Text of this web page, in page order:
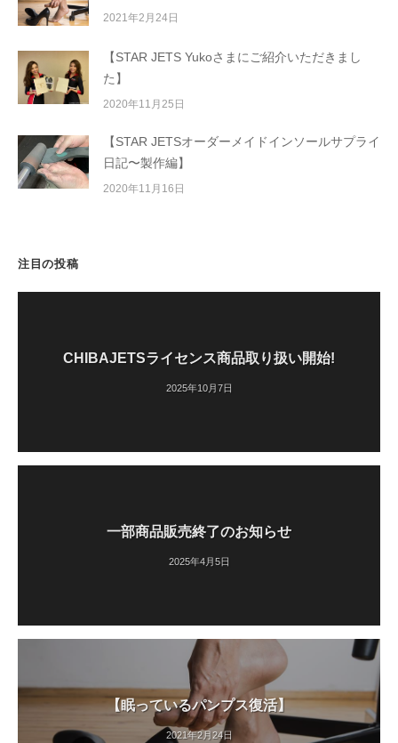
2021年2月24日
【STAR JETS Yukoさまにご紹介いただきまし
た】
2020年11月25日
【STAR JETSオーダーメイドインソールサプライ
日記〜製作編】
2020年11月16日
注目の投稿
CHIBAJETSライセンス商品取り扱い開始!
2025年10月7日
一部商品販売終了のお知らせ
2025年4月5日
【眠っているパンプス復活】
2021年2月24日